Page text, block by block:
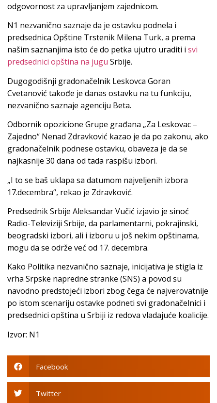
odgovornost za upravljanjem zajednicom.
N1 nezvanično saznaje da je ostavku podnela i
predsednica Opštine Trstenik Milena Turk, a prema
našim saznanjima isto će do petka ujutro uraditi i svi
predsednici opština na jugu Srbije.
Dugogodišnji gradonačelnik Leskovca Goran
Cvetanović takođe je danas ostavku na tu funkciju,
nezvanično saznaje agenciju Beta.
Odbornik opozicione Grupe građana „Za Leskovac –
Zajedno“ Nenad Zdravković kazao je da po zakonu, ako
gradonačelnik podnese ostavku, obaveza je da se
najkasnije 30 dana od tada raspišu izbori.
„I to se baš uklapa sa datumom najveljenih izbora
17.decembra“, rekao je Zdravković.
Predsednik Srbije Aleksandar Vučić izjavio je sinoć
Radio-Televiziji Srbije, da parlamentarni, pokrajinski,
beogradski izbori, ali i izboru u još nekim opštinama,
mogu da se održe već od 17. decembra.
Kako Politika nezvanično saznaje, inicijativa je stigla iz
vrha Srpske napredne stranke (SNS) a povod su
navodno predstojeći izbori zbog čega će najverovatnije
po istom scenariju ostavke podneti svi gradonačelnici i
predsednici opština u Srbiji iz redova vladajuće koalicije.
Izvor: N1
Facebook
Twitter